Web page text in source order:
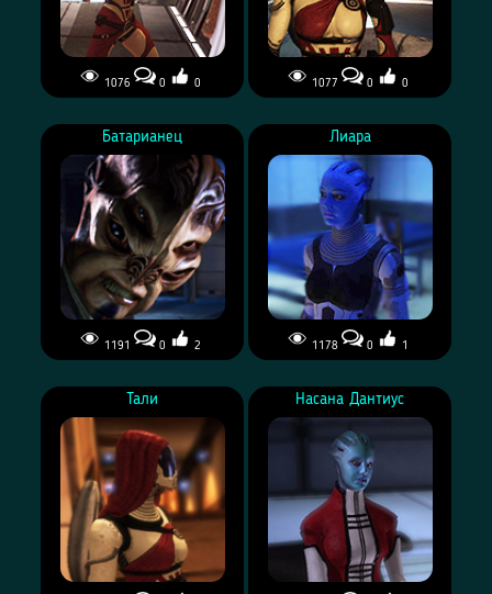
1076 0 0 1077 0 0
Батарианец
1191 0 2
Лиара
1178 0 1
Тали Насана Дантиус